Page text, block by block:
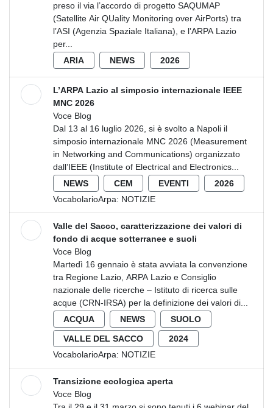
preso il via l’accordo di progetto SAQUMAP
(Satellite Air QUality Monitoring over AirPorts) tra
l’ASI (Agenzia Spaziale Italiana), e l’ARPA Lazio
per...
ARIA
NEWS 2026
L’ARPA Lazio al simposio internazionale IEEE
MNC 2026
Voce Blog
Dal 13 al 16 luglio 2026, si è svolto a Napoli il
simposio internazionale MNC 2026 (Measurement
in Networking and Communications) organizzato
dall’IEEE (Institute of Electrical and Electronics...
NEWS
CEM EVENTI
2026
VocabolarioArpa: NOTIZIE
Valle del Sacco, caratterizzazione dei valori di
fondo di acque sotterranee e suoli
Voce Blog
Martedì 16 gennaio è stata avviata la convenzione
tra Regione Lazio, ARPA Lazio e Consiglio
nazionale delle ricerche – Istituto di ricerca sulle
acque (CRN-IRSA) per la definizione dei valori di...
ACQUA
NEWS
SUOLO
VALLE DEL SACCO
2024
VocabolarioArpa: NOTIZIE
Transizione ecologica aperta
Voce Blog